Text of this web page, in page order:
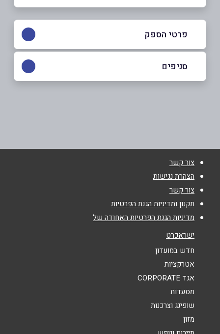
פרטי הספק
באתר
טלפון*
אנא חזרו אלי בקשר ל...
הודעה
סניפים
צור קשר
הצהרת נגישות
צור קשר
תקנון ומדיניות הגנת הפרטיות
מדיניות הגנת הפרטיות האחודה של
ישראכרט
חדש במועדון
אטרקציות
אגד CORPORATE
מסעדות
שופינג וצרכנות
מזון